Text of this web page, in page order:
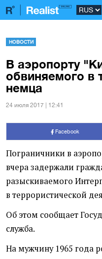
НОВОСТИ
В аэропорту
обвиняемого в
немца
24 июля 2017 | 12:41
Facebook
Пограничники в
вчера задержали
разыскиваемого
в террористической
Об этом сообщает
служба.
На мужчину 1965 года